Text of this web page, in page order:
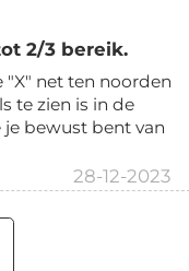
2/3 bereik.
net ten noorden
te zien is in de
bewust bent van
28-12-2023